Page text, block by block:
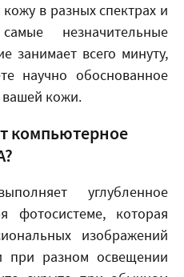
в разных спектрах и
незначительные
занимает всего минуту,
научно обоснованное
вашей кожи.
компьютерное
углубленное
фотосистеме, которая
изображений
при разном освещении